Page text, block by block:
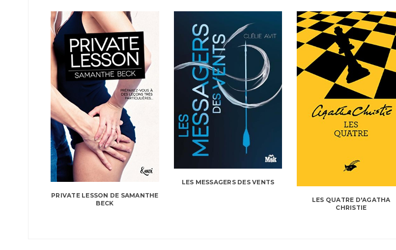
PRIVATE LESSON DE SAMANTHE
BECK
LES MESSAGERS DES VENTS
LES QUATRE D'AGATHA
CHRISTIE